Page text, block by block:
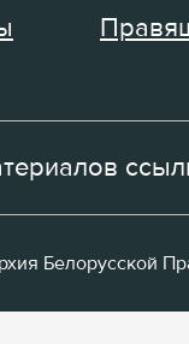
Белорусской